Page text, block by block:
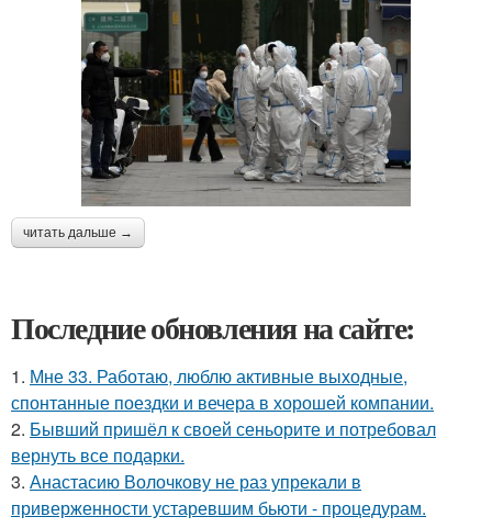
читать дальше →
Последние обновления на сайте:
1. Мне 33. Работаю, люблю активные выходные,
спонтанные поездки и вечера в хорошей компании.
2. Бывший пришёл к своей сеньорите и потребовал
вернуть все подарки.
3. Анастасию Волочкову не раз упрекали в
приверженности устаревшим бьюти - процедурам.